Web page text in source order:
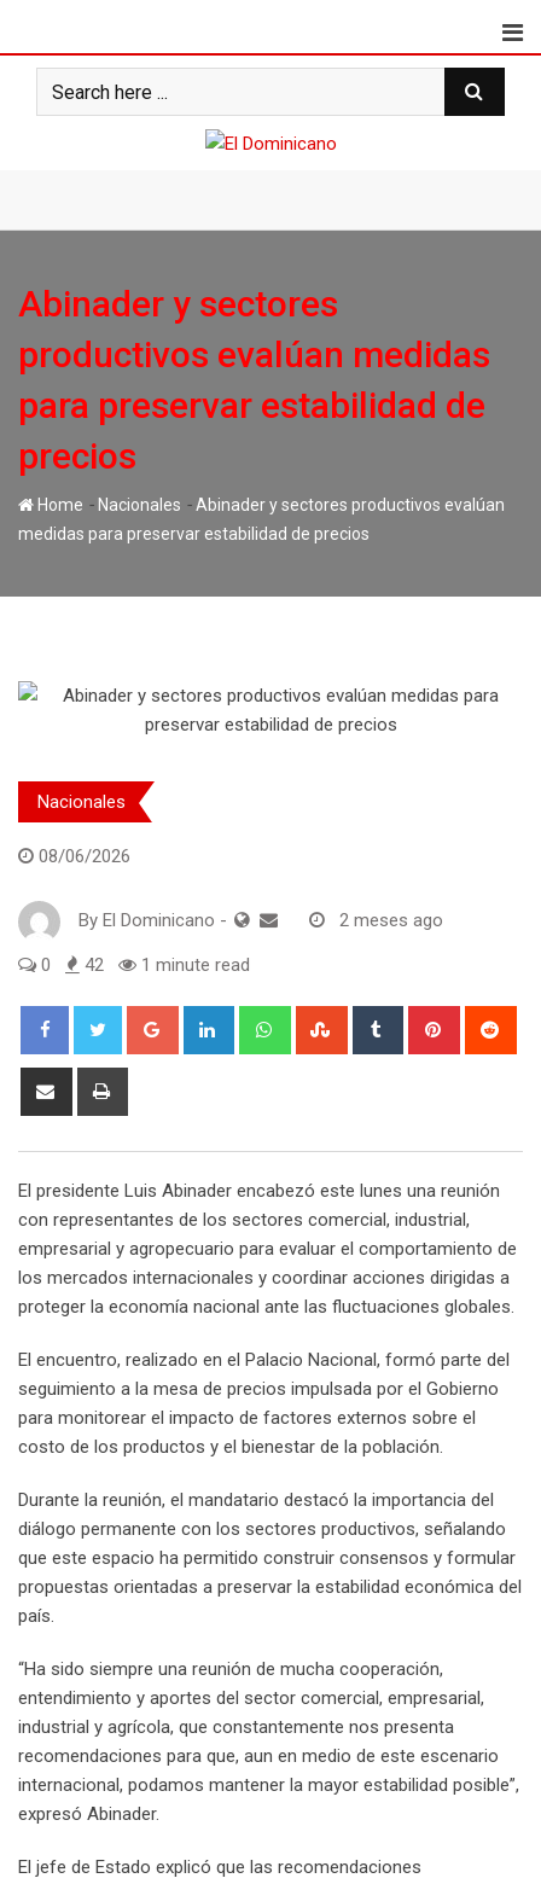
content
Abinader y sectores
productivos evalúan medidas
para preservar estabilidad de
precios
Home - Nacionales -Abinader y sectores productivos evalúan
medidas para preservar estabilidad de precios
Nacionales
08/06/2026
By El Dominicano - 2 meses ago
0 42 1 minute read
Google+ LinkedIn WhatsappStumbleUpon
Tumblr Pinterest
Share
El presidente Luis Abinader encabezó este lunes una reunión
con representantes de los sectores comercial, industrial,
empresarial y agropecuario para evaluar el comportamiento de
los mercados internacionales y coordinar acciones dirigidas a
proteger la economía nacional ante las fluctuaciones globales.
El encuentro, realizado en el Palacio Nacional, formó parte del
seguimiento a la mesa de precios impulsada por el Gobierno
para monitorear el impacto de factores externos sobre el
costo de los productos y el bienestar de la población.
Durante la reunión, el mandatario destacó la importancia del
diálogo permanente con los sectores productivos, señalando
que este espacio ha permitido construir consensos y formular
propuestas orientadas a preservar la estabilidad económica del
país.
“Ha sido siempre una reunión de mucha cooperación,
entendimiento y aportes del sector comercial, empresarial,
industrial y agrícola, que constantemente nos presenta
recomendaciones para que, aun en medio de este escenario
internacional, podamos mantener la mayor estabilidad posible”,
expresó Abinader.
El jefe de Estado explicó que las recomendaciones